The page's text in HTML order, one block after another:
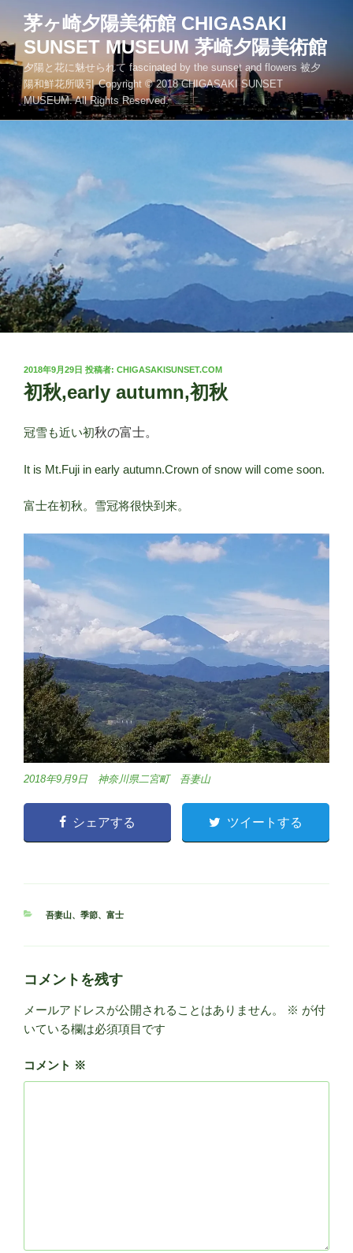
テ
ン
ツ
ス
キ
プ
茅ヶ崎夕陽美術館 CHIGASAKI
SUNSET MUSEUM 茅崎夕陽美術館
夕陽と花に魅せられて fascinated by the sunset and flowers 被夕
陽和鮮花所吸引 Copyright © 2018 CHIGASAKI SUNSET
MUSEUM. All Rights Reserved.
投
稿
日:
2018年9月29日 投稿者: CHIGASAKISUNSET.COM
初秋,early autumn,初秋
冠雪も近い初秋の富士。
It is Mt.Fuji in early autumn.Crown of snow will come soon.
富士在初秋。雪冠将很快到来。
2018年9月9日 神奈川県二宮町 吾妻山
シェアする ツイートする
カ
吾妻山、 季節、 富士
コメントを残す
メールアドレスが公開されることはありません。 ※ が付
いている欄は必須項目です
コメント ※